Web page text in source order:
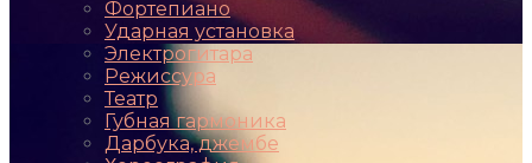
Фортепиано
Ударная установка
Электрогитара
Режиссура
Театр
Губная гармоника
Дарбука, джембе